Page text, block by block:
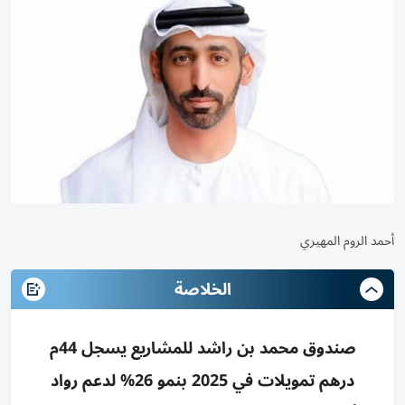
أحمد الروم المهيري
الخلاصة
صندوق محمد بن راشد للمشاريع يسجل 44م
درهم تمويلات في 2025 بنمو 26% لدعم رواد